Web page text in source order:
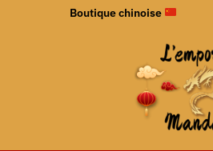
Boutique chinoise